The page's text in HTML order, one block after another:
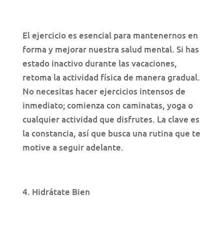
El ejercicio es esencial para mantenernos en
forma y mejorar nuestra salud mental. Si has
estado inactivo durante las vacaciones,
retoma la actividad física de manera gradual.
No necesitas hacer ejercicios intensos de
inmediato; comienza con caminatas, yoga o
cualquier actividad que disfrutes. La clave es
la constancia, así que busca una rutina que te
motive a seguir adelante.
Hidrátate Bien